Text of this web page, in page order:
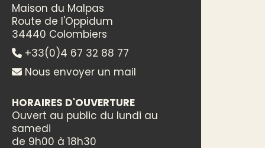
Maison du Malpas
Route de l'Oppidum
34440 Colombiers
+33(0)4 67 32 88 77
Nous envoyer un mail
HORAIRES D'OUVERTURE
Ouvert au public du lundi au
samedi
de 9h00 à 18h30